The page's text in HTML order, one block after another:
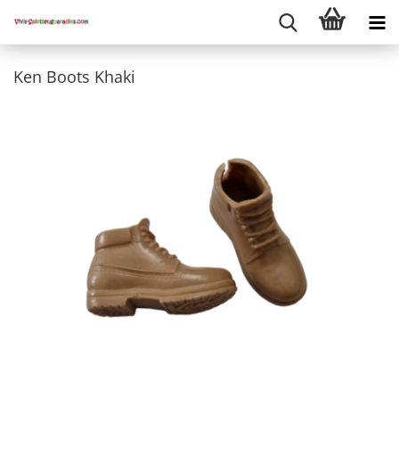
Ken Boots Khaki